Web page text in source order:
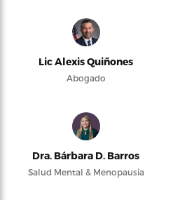
Lic Alexis Quiñones
Abogado
Dra. Bárbara D. Barros
Salud Mental & Menopausia